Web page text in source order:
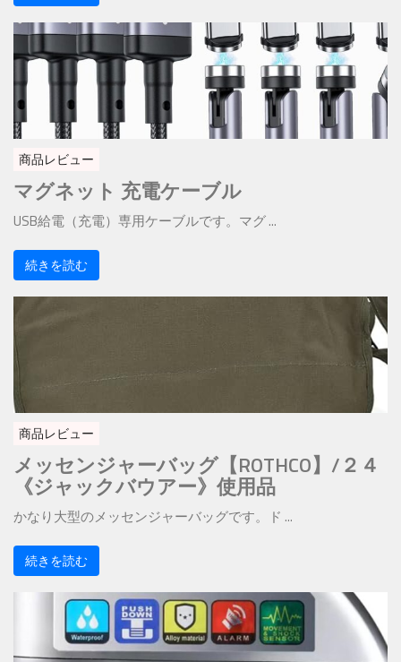
商品レビュー
マグネット 充電ケーブル
USB給電（充電）専用ケーブルです。マグ ...
続きを読む
商品レビュー
メッセンジャーバッグ【ROTHCO】/２４
《ジャックバウアー》使用品
かなり大型のメッセンジャーバッグです。ド ...
続きを読む